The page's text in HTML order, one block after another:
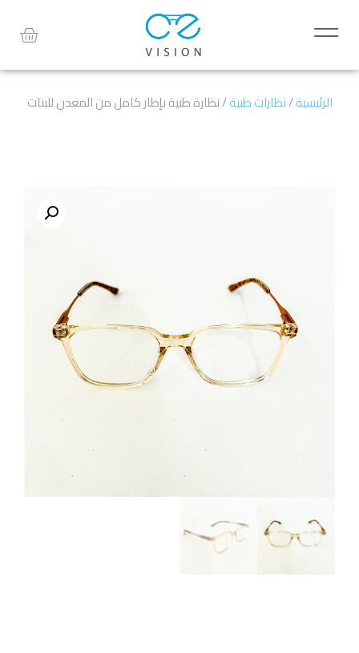
الرئيسية/نظارات طبية/ نظارة طبية بإطار كامل من المعدن للبنات